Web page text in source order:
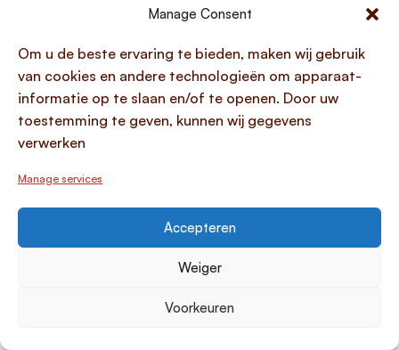
Manage Consent
Om u de beste ervaring te bieden, maken wij gebruik
van cookies en andere technologieën om apparaat-
informatie op te slaan en/of te openen. Door uw
toestemming te geven, kunnen wij gegevens
verwerken
Manage services
Accepteren
Weiger
Voorkeuren
Veelgestelde vragen over
autoleningen
Is een autolening geschikt als ik niet
genoeg spaargeld heb?
genoeg spaargeld heeft
schaffen. Het is een veelgebruikte manier om de
financiering van een auto mogelijk te maken wanneer
uw eigen financiële reserves ontoereikend zijn, of
wanneer u uw spaargeld liever wilt behouden voor